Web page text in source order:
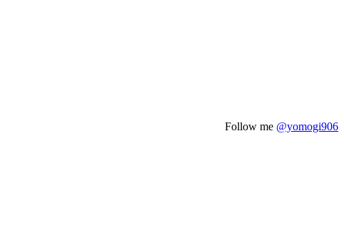
Follow me @yomogi906